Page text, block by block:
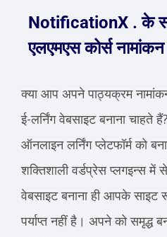
NotificationX . के
एलएमएस कोर्स
क्या आप अपने पाठ्यक्रम
ई-लर्निंग वेबसाइट बनाना
ऑनलाइन लर्निंग प्लेटफॉर्म को
शक्तिशाली वर्डप्रेस प्लगइन्स
वेबसाइट बनाना ही आपके साइट
पर्याप्त नहीं है। अपने को